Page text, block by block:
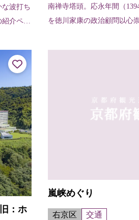
な波打ち
紹介ペー
南禅寺塔頭。応永年間（
を徳川家康の政治顧問以心
山水庭園で知られ、中央に...
：ホ
嵐峡めぐり
右京区 交通